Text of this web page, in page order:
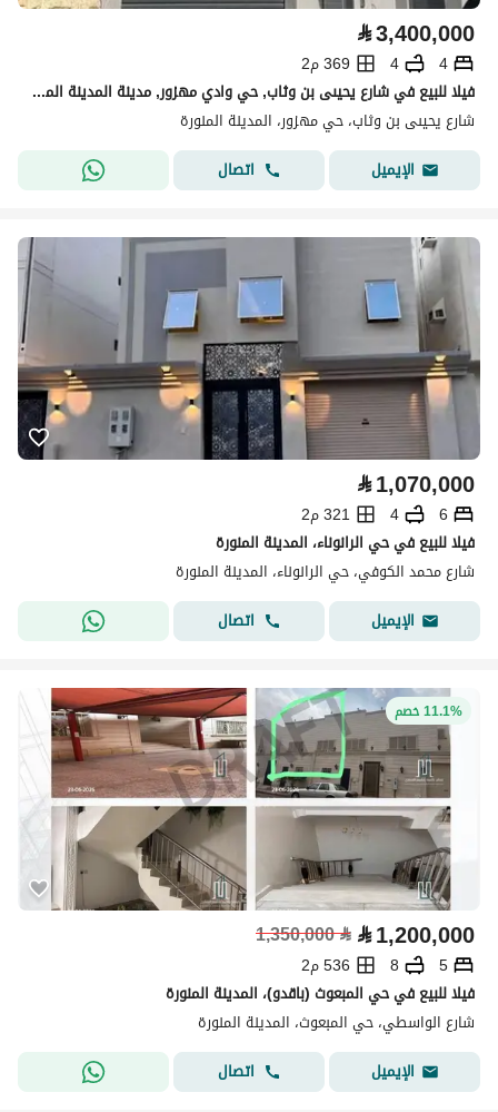
⃁3,400,000
4
4
369 م2
فيلا للبيع في شارع يحيىى بن وثاب, حي وادي مهزور, مدينة المدينة المنورة
شارع يحيىى بن وثاب، حي مهزور، المدينة المنورة
الإيميل
اتصال
⃁1,070,000
6
4
321 م2
فيلا للبيع في حي الرانوناء، المدينة المنورة
شارع محمد الكوفي، حي الرانوناء، المدينة المنورة
الإيميل
اتصال
11.1% خصم
⃁1,200,000
⃁
1,350,000
5
8
536 م2
فيلا للبيع في حي المبعوث (باقدو)، المدينة المنورة
شارع الواسطي، حي المبعوث، المدينة المنورة
الإيميل
اتصال